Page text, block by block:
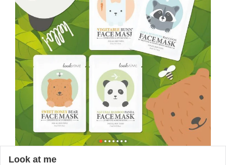
Look at me